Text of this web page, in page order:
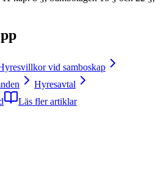
vid samboskap
Hyresavtal
Läs fler artiklar